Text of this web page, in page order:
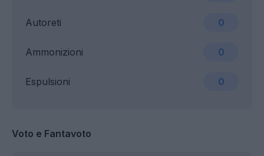
Ammonizioni 0
Espulsioni 0
Autoreti 0
Voto e Fantavoto